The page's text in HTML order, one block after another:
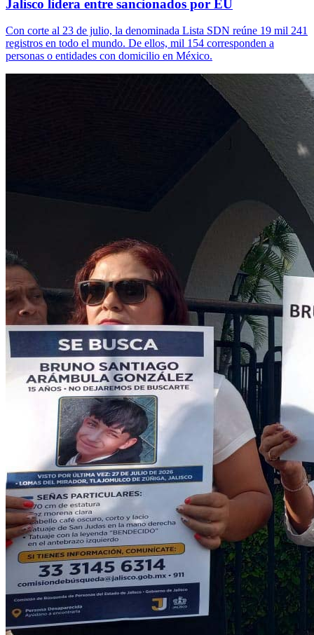
Jalisco lidera entre sancionados por EU
Con corte al 23 de julio, la denominada Lista SDN reúne 19 mil 241
registros en todo el mundo. De ellos, mil 154 corresponden a
personas o entidades con domicilio en México.